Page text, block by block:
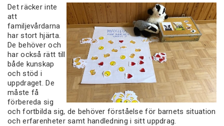
Det räcker inte
att
familjevårdarna
har stort hjärta.
De behöver och
har också rätt till
både kunskap
och stöd i
uppdraget. De
måste få
förbereda sig
och fortbilda sig, de behöver förståelse för barnets situation
och erfarenheter samt handledning i sitt uppdrag.